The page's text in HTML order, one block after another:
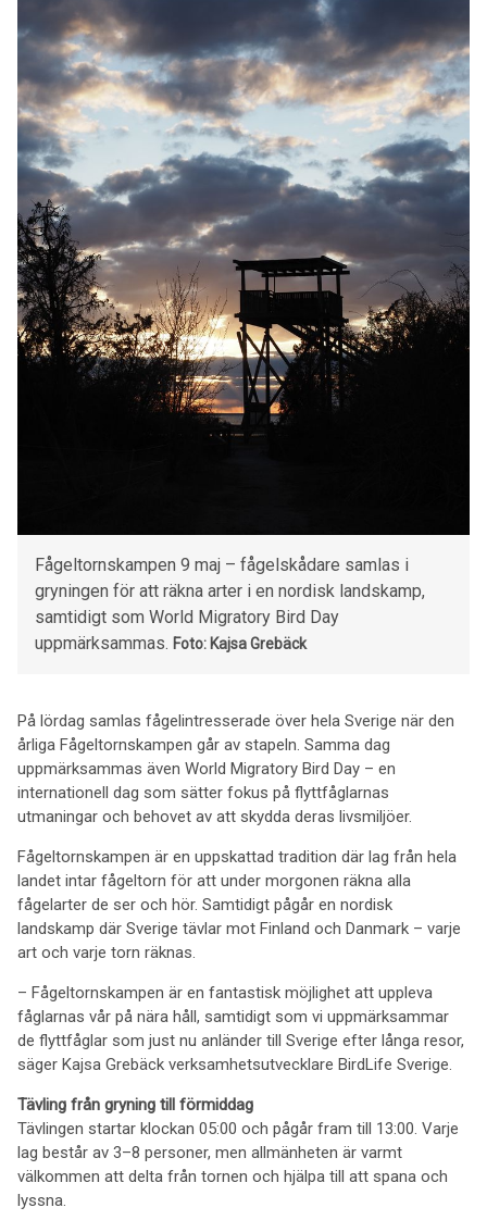
Fågeltornskampen 9 maj – fågelskådare samlas i
gryningen för att räkna arter i en nordisk landskamp,
samtidigt som World Migratory Bird Day
uppmärksammas. Foto: Kajsa Grebäck
På lördag samlas fågelintresserade över hela Sverige när den
årliga Fågeltornskampen går av stapeln. Samma dag
uppmärksammas även World Migratory Bird Day – en
internationell dag som sätter fokus på flyttfåglarnas
utmaningar och behovet av att skydda deras livsmiljöer.
Fågeltornskampen är en uppskattad tradition där lag från hela
landet intar fågeltorn för att under morgonen räkna alla
fågelarter de ser och hör. Samtidigt pågår en nordisk
landskamp där Sverige tävlar mot Finland och Danmark – varje
art och varje torn räknas.
– Fågeltornskampen är en fantastisk möjlighet att uppleva
fåglarnas vår på nära håll, samtidigt som vi uppmärksammar
de flyttfåglar som just nu anländer till Sverige efter långa resor,
säger Kajsa Grebäck verksamhetsutvecklare BirdLife Sverige.
Tävling från gryning till förmiddag
Tävlingen startar klockan 05:00 och pågår fram till 13:00. Varje
lag består av 3–8 personer, men allmänheten är varmt
välkommen att delta från tornen och hjälpa till att spana och
lyssna.